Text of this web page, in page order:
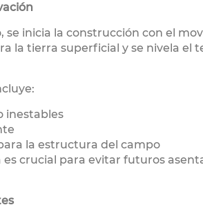
se inicia la construcción con el
la tierra superficial y se nivela el
inestables
la estructura del campo
crucial para evitar futuros